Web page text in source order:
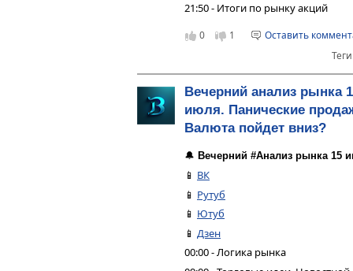
21:50 - Итоги по рынку акций
0 1
Оставить
Вечерний анализ рынка
июля. Панические
Валюта пойдет вниз?
🔔 Вечерний #Анализ рынка 15
📱 ВК
📱 Рутуб
📱 Ютуб
📱 Дзен
00:00 - Логика рынка